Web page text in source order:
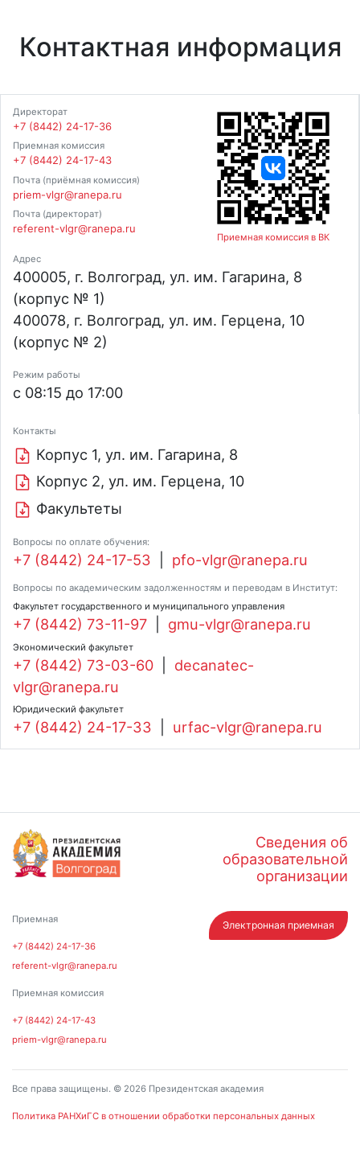
Контактная информация
Приемная комиссия в ВК
Директорат
+7 (8442) 24-17-36
Приемная комиссия
+7 (8442) 24-17-43
Почта (приёмная комиссия)
priem-vlgr@ranepa.ru
Почта (директорат)
referent-vlgr@ranepa.ru
Адрес
400005, г. Волгоград, ул. им. Гагарина, 8
(корпус № 1)
400078, г. Волгоград, ул. им. Герцена, 10
(корпус № 2)
Режим работы
с 08:15 до 17:00
Контакты
Корпус 1, ул. им. Гагарина, 8
Корпус 2, ул. им. Герцена, 10
Факультеты
Вопросы по оплате обучения:
+7 (8442) 24-17-53 pfo-vlgr@ranepa.ru
Вопросы по академическим задолженностям и переводам в Институт:
Факультет государственного и муниципального управления
+7 (8442) 73-11-97 gmu-vlgr@ranepa.ru
Экономический факультет
+7 (8442) 73-03-60
decanatec-
vlgr@ranepa.ru
Юридический факультет
+7 (8442) 24-17-33 urfac-vlgr@ranepa.ru
Сведения об
образовательной
организации
Приемная
+7 (8442) 24-17-36
referent-vlgr@ranepa.ru
Приемная комиссия
+7 (8442) 24-17-43
priem-vlgr@ranepa.ru
Электронная приемная
Все права защищены. © 2026 Президентская академия
Политика РАНХиГС в отношении обработки персональных данных